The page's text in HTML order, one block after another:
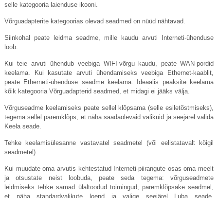
selle kategooria laienduse ikooni.
Võrguadapterite kategoorias olevad seadmed on nüüd nähtavad.
Siinkohal peate leidma seadme, mille kaudu arvuti Interneti-ühenduse
loob.
Kui teie arvuti ühendub veebiga WIFI-võrgu kaudu, peate WAN-pordid
keelama. Kui kasutate arvuti ühendamiseks veebiga Ethernet-kaablit,
peate Etherneti-ühenduse seadme keelama. Ideaalis peaksite keelama
kõik kategooria Võrguadapterid seadmed, et midagi ei jääks välja.
Võrguseadme keelamiseks peate sellel klõpsama (selle esiletõstmiseks),
tegema sellel paremklõps, et näha saadaolevaid valikuid ja seejärel valida
Keela seade.
Tehke keelamisülesanne vastavatel seadmetel (või eelistatavalt kõigil
seadmetel).
Kui muudate oma arvutis kehtestatud Interneti-piirangute osas oma meelt
ja otsustate neist loobuda, peate seda tegema: võrguseadmete
leidmiseks tehke samad ülaltoodud toimingud, paremklõpsake seadmel,
et näha standardvalikute loend ja valige seejärel Luba seade.